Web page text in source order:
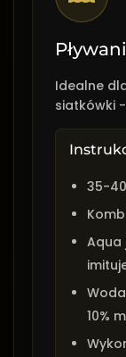
Idealne
siatkówki
35-
Aqua
10%